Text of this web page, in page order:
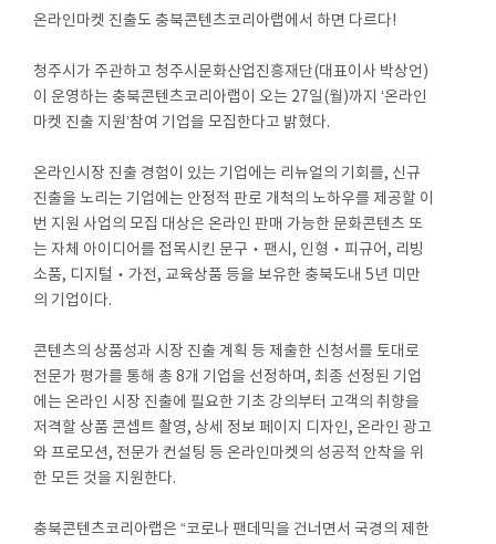
온라인마켓 진출도 충북콘텐츠코리아랩에서 하면 다르다!
청주시가 주관하고 청주시문화산업진흥재단(대표이사 박상언)
이 운영하는 충북콘텐츠코리아랩이 오는 27일(월)까지 ‘온라인
마켓 진출 지원’참여 기업을 모집한다고 밝혔다.
온라인시장 진출 경험이 있는 기업에는 리뉴얼의 기회를, 신규
진출을 노리는 기업에는 안정적 판로 개척의 노하우를 제공할 이
번 지원 사업의 모집 대상은 온라인 판매 가능한 문화콘텐츠 또
는 자체 아이디어를 접목시킨 문구‧팬시, 인형‧피규어, 리빙
소품, 디지털‧가전, 교육상품 등을 보유한 충북도내 5년 미만
의 기업이다.
콘텐츠의 상품성과 시장 진출 계획 등 제출한 신청서를 토대로
전문가 평가를 통해 총 8개 기업을 선정하며, 최종 선정된 기업
에는 온라인 시장 진출에 필요한 기초 강의부터 고객의 취향을
저격할 상품 콘셉트 촬영, 상세 정보 페이지 디자인, 온라인 광고
와 프로모션, 전문가 컨설팅 등 온라인마켓의 성공적 안착을 위
한 모든 것을 지원한다.
충북콘텐츠코리아랩은 “코로나 팬데믹을 건너면서 국경의 제한